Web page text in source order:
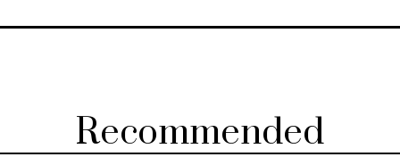
Recommended